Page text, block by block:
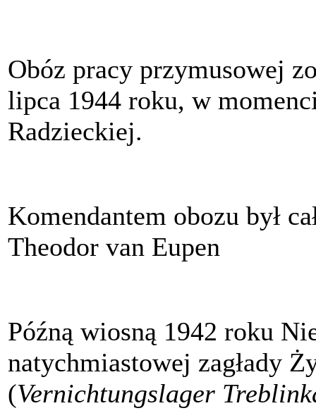
Obóz pracy przymusowej
lipca 1944 roku, w
Radzieckiej.
Komendantem obozu był
Theodor van Eupen
Późną wiosną 1942 roku
natychmiastowej zagłady
(Vernichtungslager